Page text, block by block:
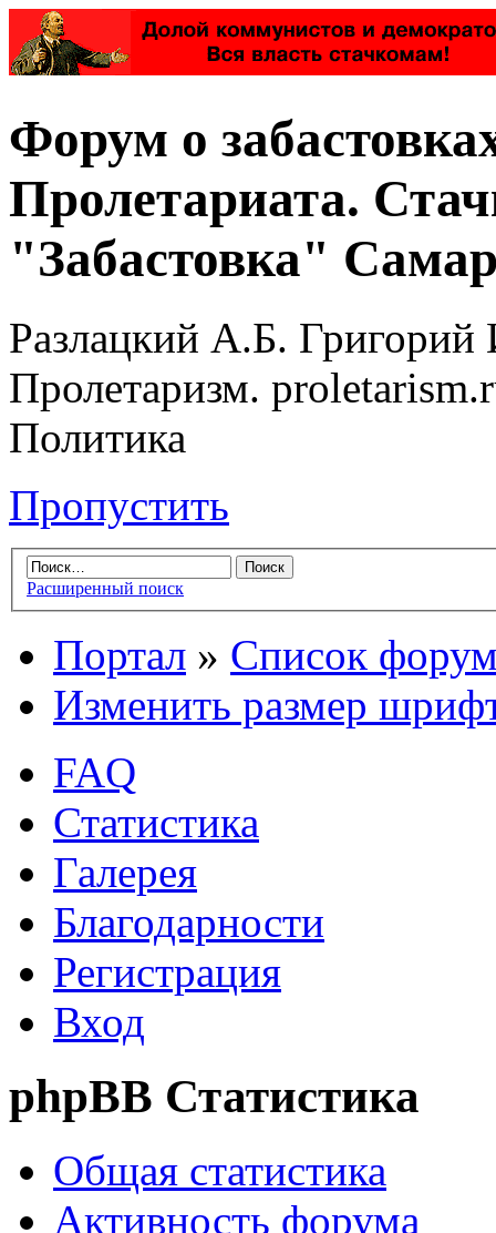
Форум о
Пролетариата.
"Забастовка"
Разлацкий А.Б. Григорий
Пролетаризм.
Политика
Пропустить
Расширенный поиск
Портал » Список
Изменить размер
FAQ
Статистика
Галерея
Благодарности
Регистрация
Вход
phpBB Статистика
Общая статистика
Активность форума